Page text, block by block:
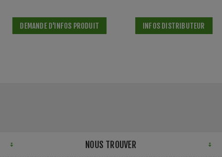
DEMANDE D'INFOS PRODUIT INFOS DISTRIBUTEUR
NOUS TROUVER